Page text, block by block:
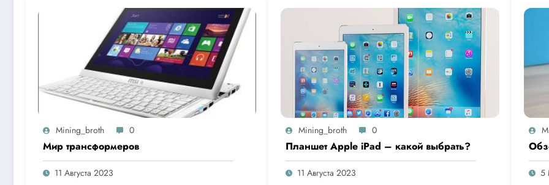
Mining_broth 0
Мир трансформеров
11 Августа 2023
Mining_broth 0
Планшет Apple iPad – какой выбрать?
11 Августа 2023 5